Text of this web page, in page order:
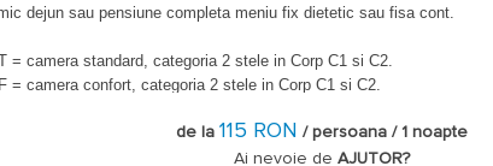
dejun sau pensiune completa meniu fix dietetic sau fisa cont.
= camera standard, categoria 2 stele in Corp C1 si C2.
= camera confort, categoria 2 stele in Corp C1 si C2.
= camera modernizata, categoria 3 stele in Corp A1, suprafata 20 mp.
de la 115 RON / persoana / 1 noapte
Ai nevoie de AJUTOR?